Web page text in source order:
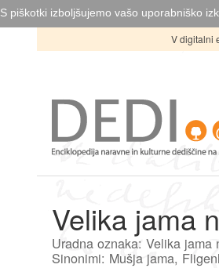
S piškotki izboljšujemo vašo uporabniško
V digitalni
Velika jama
Uradna oznaka: Velika jama
Sinonimi: Mušja jama,